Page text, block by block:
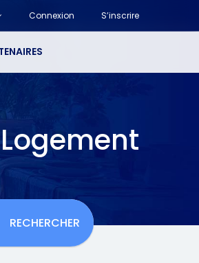
Connexion S’inscrire
RECHERCHER